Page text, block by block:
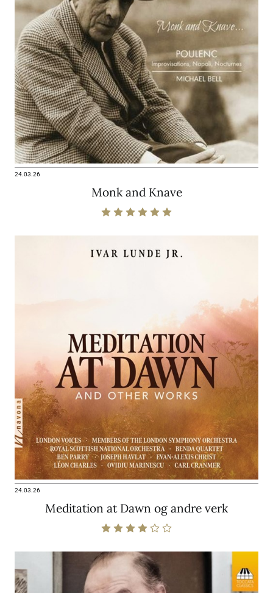
24.03.26
Monk and Knave
24.03.26
Meditation at Dawn og andre verk